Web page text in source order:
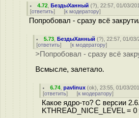
4.72 ,БездыХанный (?), 22:57, 01/03/
[ответить] [к модератору]
Попробовал - сразу всё
5.73 ,БездыХанный (?), 22:57, 01/03/
[ответить] [к модератору]
>Попробовал - сразу всё
Всмысле, залетало.
6.74 ,pavlinux (ok), 23:55, 01/03/
[ответить] [к модератору]
Какое ядро-то? С версии
KTHREAD_NICE_LEVEL = 0